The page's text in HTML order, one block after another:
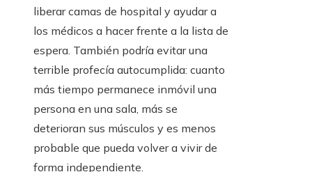
liberar camas de hospital y ayudar a
los médicos a hacer frente a la lista de
espera. También podría evitar una
terrible profecía autocumplida: cuanto
más tiempo permanece inmóvil una
persona en una sala, más se
deterioran sus músculos y es menos
probable que pueda volver a vivir de
forma independiente.